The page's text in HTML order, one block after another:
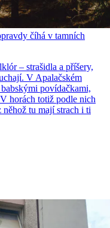
číhá v tamních
– strašidla a příšery,
V Apalačském
povídačkami,
horách totiž podle nich
něhož tu mají strach i ti